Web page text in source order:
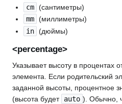
cm (сантиметры)
mm (миллиметры)
in (дюймы)
<percentage>
Указывает высоту в процентах
элемента. Если родительский
заданной высоты, процентное
(высота будет auto ). Обычно,